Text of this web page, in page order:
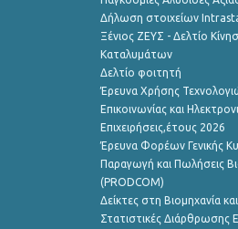
Δήλωση στοιχείων
Ξένιος ΖΕΥΣ - Δελτίο
Καταλυμάτων
Δελτίο φοιτητή
Έρευνα Χρήσης
Επικοινωνίας και
Επιχειρήσεις,έτους 2026
Έρευνα Φορέων Γενικής
Παραγωγή και Πωλήσεις
(PRODCOM)
Δείκτες στη Βιομηχανία
Στατιστικές Διάρθρωσης